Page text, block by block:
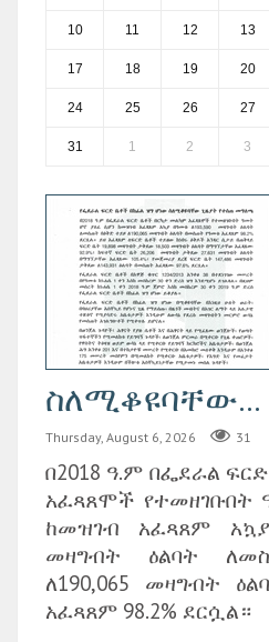
10 11 12 13
17 18 19 20
24 25 26 27
31 1 2 3
ስለሚቆዩባቸው...
Thursday, August 6, 2026 31
በ2018 ዓ.ም በፌደራል
አፈጻጸሞች የተመዘገቡበት
ከመዝገብ አፈጻጸም
መዛግብት ዕልባት
ለ190,065 መዛግብት
አፈጻጸም 98.2% ደርሷል።